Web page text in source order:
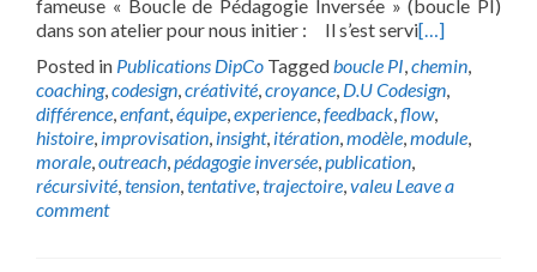
fameuse « Boucle de Pédagogie Inversée » (boucle PI)
dans son atelier pour nous initier : Il s’est servi[…]
Posted in Publications DipCo Taggedboucle PI,chemin,
coaching,codesign,créativité,croyance, D.U Codesign,
différence,enfant,équipe,experience,feedback,flow,
histoire, improvisation, insight, itération,modèle,module,
morale,outreach,pédagogie inversée,publication,
récursivité,tension,tentative,trajectoire,valeu Leave a
comment